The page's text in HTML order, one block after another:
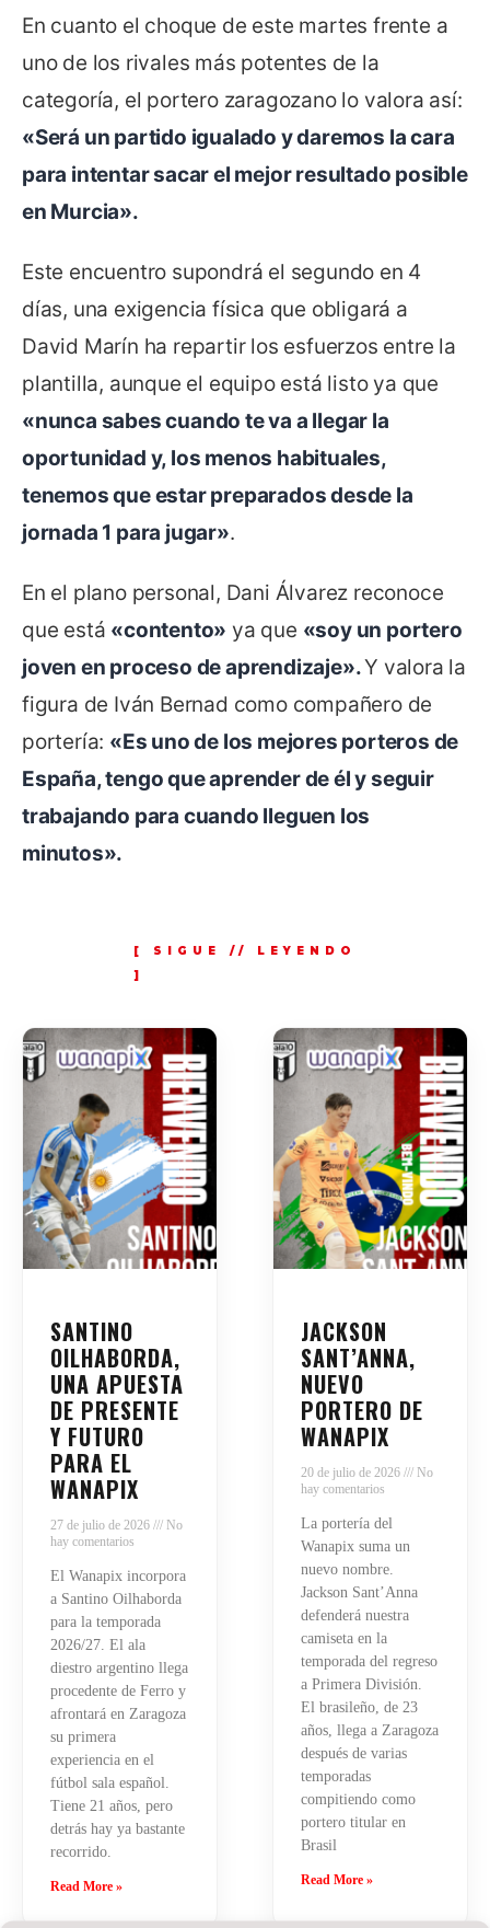
En cuanto el choque de este martes frente a
uno de los rivales más potentes de la
categoría, el portero zaragozano lo valora así:
«Será un partido igualado y daremos la cara
para intentar sacar el mejor resultado posible
en Murcia».
Este encuentro supondrá el segundo en 4
días, una exigencia física que obligará a
David Marín ha repartir los esfuerzos entre la
plantilla, aunque el equipo está listo ya que
«nunca sabes cuando te va a llegar la
oportunidad y, los menos habituales,
tenemos que estar preparados desde la
jornada 1 para jugar».
En el plano personal, Dani Álvarez reconoce
que está «contento» ya que «soy un portero
joven en proceso de aprendizaje».Y valora la
figura de Iván Bernad como compañero de
portería: «Es uno de los mejores porteros de
España, tengo que aprender de él y seguir
trabajando para cuando lleguen los
minutos».
SANTINO
OILHABORDA,
UNA APUESTA
DE PRESENTE
Y FUTURO
PARA EL
WANAPIX
27 de julio de 2026
No
hay comentarios
El Wanapix incorpora
a Santino Oilhaborda
para la temporada
2026/27. El ala
diestro argentino llega
procedente de Ferro y
afrontará en Zaragoza
su primera
experiencia en el
fútbol sala español.
Tiene 21 años, pero
detrás hay ya bastante
recorrido.
Read More »
JACKSON
SANT’ANNA,
NUEVO
PORTERO DE
WANAPIX
20 de julio de 2026
No
hay comentarios
La portería del
Wanapix suma un
nuevo nombre.
Jackson Sant’Anna
defenderá nuestra
camiseta en la
temporada del regreso
a Primera División.
El brasileño, de 23
años, llega a Zaragoza
después de varias
temporadas
compitiendo como
portero titular en
Brasil
Read More »